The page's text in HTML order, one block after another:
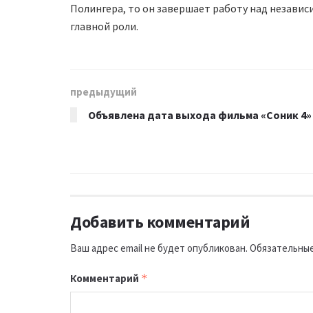
Полингера, то он завершает работу над
главной роли.
предыдущий
Объявлена дата выхода фильма «Соник 4»
Добавить комментарий
Ваш адрес email не будет опубликован.
Комментарий *